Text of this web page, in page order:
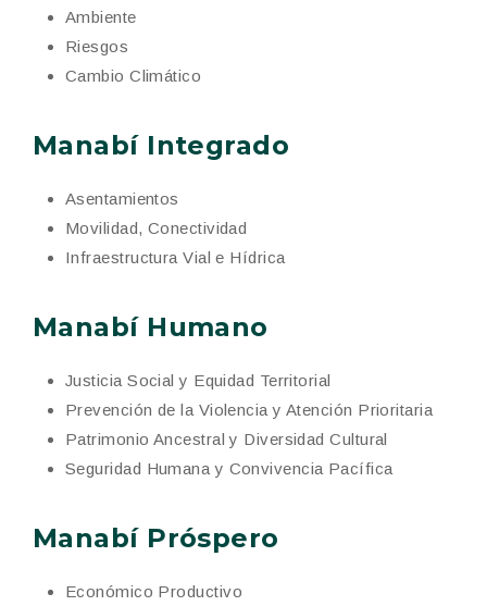
Ambiente
Riesgos
Cambio Climático
Manabí Integrado
Asentamientos
Movilidad, Conectividad
Infraestructura Vial e Hídrica
Manabí Humano
Justicia Social y Equidad Territorial
Prevención de la Violencia y Atención Prioritaria
Patrimonio Ancestral y Diversidad Cultural
Seguridad Humana y Convivencia Pacífica
Manabí Próspero
Económico Productivo